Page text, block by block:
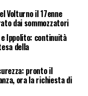
Volturno il 17enne
dai sommozzatori
Ippolito: continuità
della
pronto il
ora la richiesta di